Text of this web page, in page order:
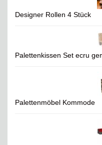
Designer Rollen 4 Stück
Palettenkissen Set ecru
Palettenmöbel Kommode